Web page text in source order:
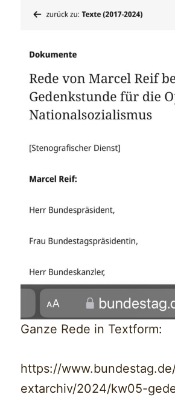
Ganze Rede in Textform:
https://
extarchiv/2024/kw05-